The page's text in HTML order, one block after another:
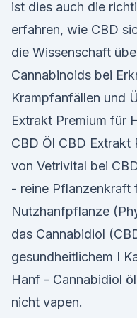
ist dies auch die
erfahren, wie CBD
die Wissenschaft
Cannabinoids bei
Krampfanfällen und
Extrakt Premium für
CBD Öl CBD Extrakt
von Vetrivital bei
- reine Pflanzenkraft
Nutzhanfpflanze
das Cannabidiol
gesundheitlichem I
Hanf - Cannabidiol
nicht vapen.